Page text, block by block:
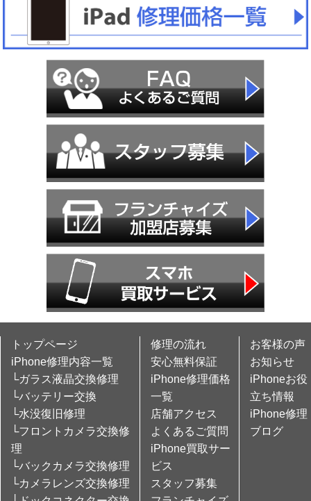
トップページ
iPhone修理内容一覧
└ガラス液晶交換修理
└バッテリー交換
└水没復旧修理
└フロントカメラ交換修
理
└バックカメラ交換修理
└カメラレンズ交換修理
修理の流れ
安心無料保証
iPhone修理価格
一覧
店舗アクセス
よくあるご質問
iPhone買取サー
ビス
スタッフ募集
お客様の声
お知らせ
iPhoneお役
立ち情報
iPhone修理
ブログ